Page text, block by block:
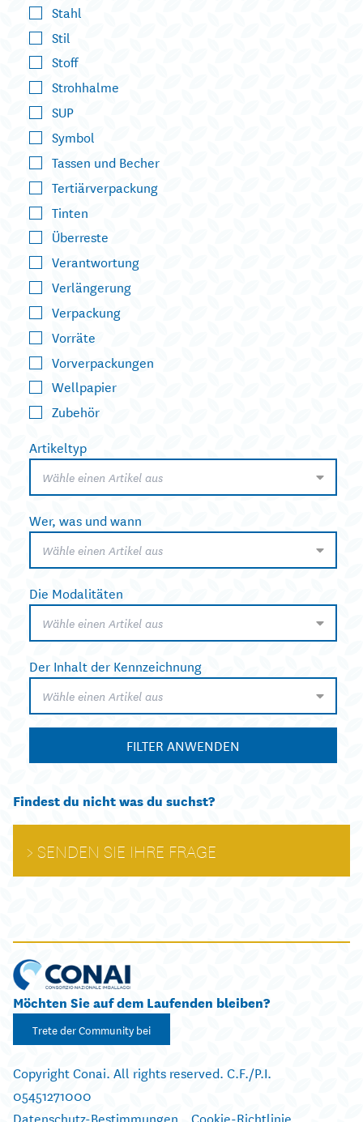
Stahl
Stil
Stoff
Strohhalme
SUP
Symbol
Tassen und Becher
Tertiärverpackung
Tinten
Überreste
Verantwortung
Verlängerung
Verpackung
Vorräte
Vorverpackungen
Wellpapier
Zubehör
Artikeltyp
Wähle einen Artikel aus
Wer, was und wann
Wähle einen Artikel aus
Die Modalitäten
Wähle einen Artikel aus
Der Inhalt der Kennzeichnung
Wähle einen Artikel aus
FILTER ANWENDEN
Findest du nicht was du suchst?
SENDEN SIE IHRE FRAGE
Möchten Sie auf dem Laufenden bleiben?
Trete der Community bei
Copyright Conai. All rights reserved. C.F./P.I.
05451271000
Datenschutz-Bestimmungen
Cookie-Richtlinie